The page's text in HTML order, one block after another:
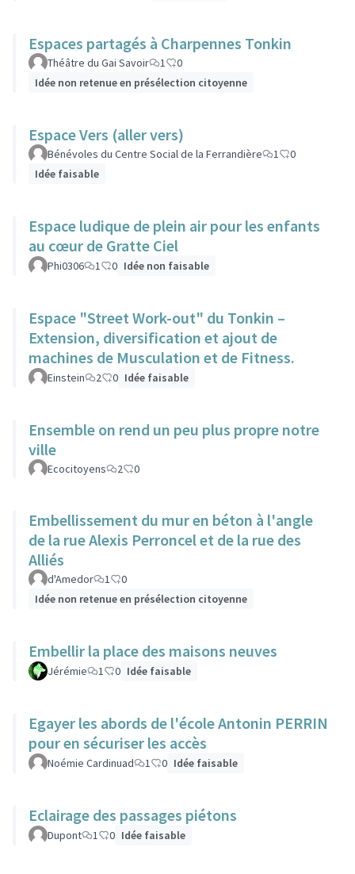
Espaces partagés à Charpennes Tonkin
Théâtre du Gai Savoir 1
0
Idée non retenue en présélection citoyenne
Espace Vers (aller vers)
Bénévoles du Centre Social de la Ferrandière 1
0
Idée faisable
Espace ludique de plein air pour les enfants
au cœur de Gratte Ciel
Phi0306 1 0 Idée non faisable
Espace "Street Work-out" du Tonkin –
Extension, diversification et ajout de
machines de Musculation et de Fitness.
Einstein 2 0 Idée faisable
Ensemble on rend un peu plus propre notre
ville
Ecocitoyens 2 0
Embellissement du mur en béton à l'angle
de la rue Alexis Perroncel et de la rue des
Alliés
d'Amedor 1
0
Idée non retenue en présélection citoyenne
Embellir la place des maisons neuves
Jérémie 1 0 Idée faisable
Egayer les abords de l'école Antonin PERRIN
pour en sécuriser les accès
Noémie Cardinuad 1 0 Idée faisable
Eclairage des passages piétons
Dupont 1 0 Idée faisable